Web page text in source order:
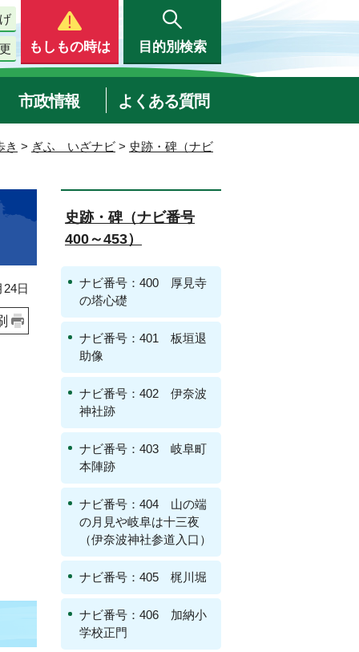
もしもの時は 目的別検索
市政情報 よくある質問
き > ぎふ いざナビ > 史跡・碑（ナビ
日
史跡・碑（ナビ番号
400～453）
ナビ番号：400 厚見寺
の塔心礎
ナビ番号：401 板垣退
助像
ナビ番号：402 伊奈波
神社跡
ナビ番号：403 岐阜町
本陣跡
ナビ番号：404 山の端
の月見や岐阜は十三夜
（伊奈波神社参道入口）
ナビ番号：405 梶川堀
ナビ番号：406 加納小
学校正門